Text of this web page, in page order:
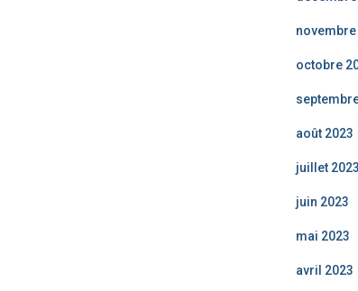
novembre
octobre
août 2023
juillet 2023
juin 2023
mai 2023
avril 2023